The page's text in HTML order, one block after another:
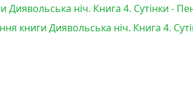
ніч. Книга 4. Сутінки -
книги Диявольська ніч. Книга 4.